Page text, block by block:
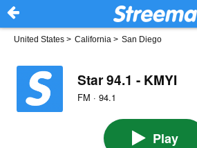
United States > California > San Diego
Star 94.1 - KMYI
FM · 94.1
Play